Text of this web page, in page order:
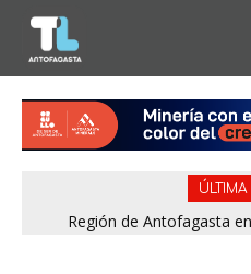
Región de Antofagasta